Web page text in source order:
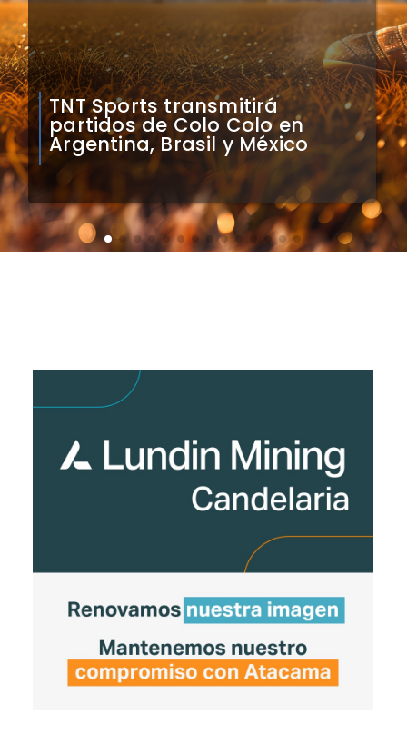
Mauricio Pinilla compara a
Colo Colo con Real Madrid de
Sudamérica